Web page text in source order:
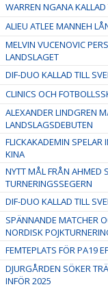
WARREN NGANA
ALIEU ATLEE MANNEH
MELVIN VUCENOVIC
LANDSLAGET
DIF-DUO KALLAD TILL
CLINICS OCH
ALEXANDER LINDGREN
LANDSLAGSDEBUTEN
FLICKAKADEMIN SPELAR
KINA
NYTT MÅL FRÅN AHMED
TURNERINGSSEGERN
DIF-DUO KALLAD TILL
SPÄNNANDE MATCHER
NORDISK
FEMTEPLATS FÖR PA19
DJURGÅRDEN SÖKER
INFÖR 2025